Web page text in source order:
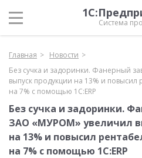
Система
Главная
Новости
Без сучка и задоринки. Фанерный
выпуск продукции на 13% и повысил
на 7% с помощью 1С:ERP
Без сучка и задоринки.
ЗАО «МУРОМ» увеличил
на 13% и повысил
на 7% с помощью 1С:ERP